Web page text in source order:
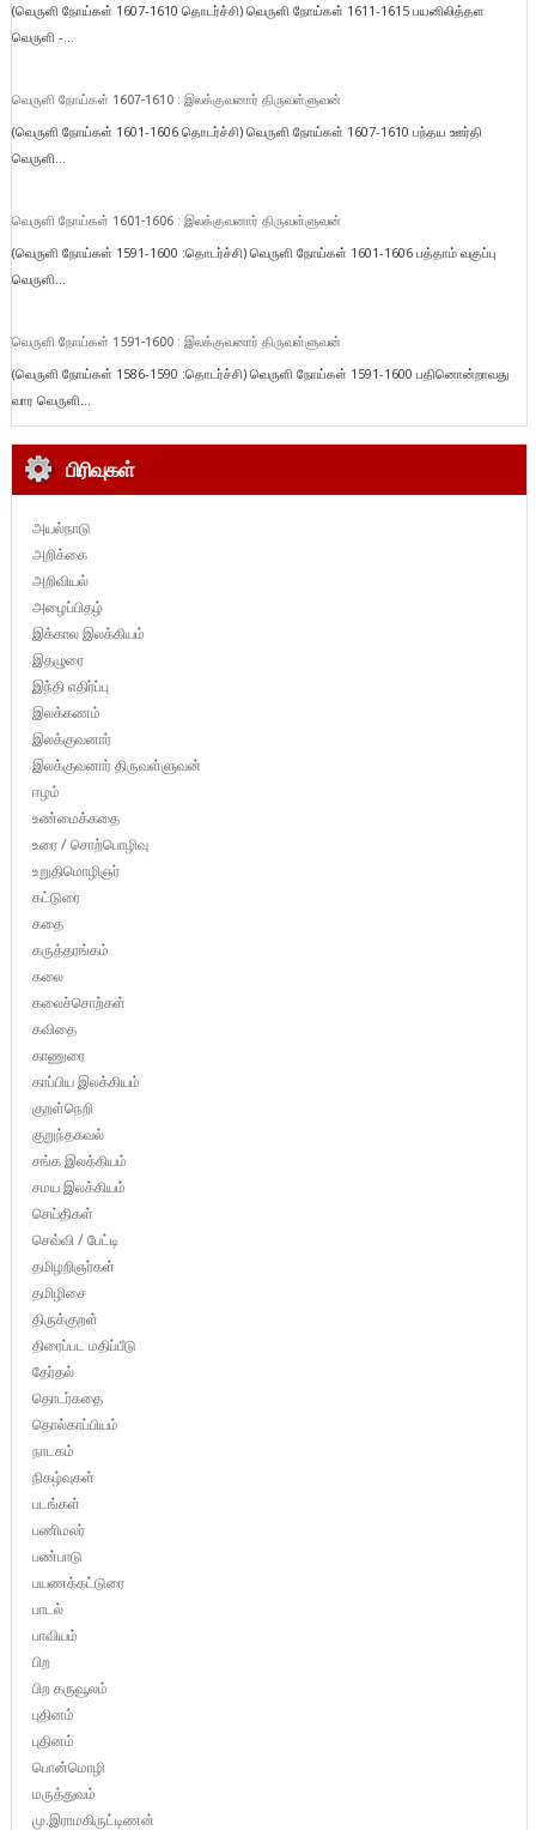
(வெருளி நோய்கள் 1607-1610 தொடர்ச்சி) வெருளி நோய்கள் 1611-1615 பயனிலித்தள
வெருளி -...
வெருளி நோய்கள் 1607-1610 : இலக்குவனார் திருவள்ளுவன்
(வெருளி நோய்கள் 1601-1606 தொடர்ச்சி) வெருளி நோய்கள் 1607-1610 பந்தய ஊர்தி
வெருளி...
வெருளி நோய்கள் 1601-1606 : இலக்குவனார் திருவள்ளுவன்
(வெருளி நோய்கள் 1591-1600 :தொடர்ச்சி) வெருளி நோய்கள் 1601-1606 பத்தாம் வகுப்பு
வெருளி...
வெருளி நோய்கள் 1591-1600 : இலக்குவனார் திருவள்ளுவன்
(வெருளி நோய்கள் 1586-1590 :தொடர்ச்சி) வெருளி நோய்கள் 1591-1600 பதினொன்றாவது
வார வெருளி...
பிரிவுகள்
அயல்நாடு
அறிக்கை
அறிவியல்
அழைப்பிதழ்
இக்கால இலக்கியம்
இதழுரை
இந்தி எதிர்ப்பு
இலக்கணம்
இலக்குவனார்
இலக்குவனார் திருவள்ளுவன்
ஈழம்
உண்மைக்கதை
உரை / சொற்பொழிவு
உறுதிமொழிஞர்
கட்டுரை
கதை
கருத்தரங்கம்
கலை
கலைச்சொற்கள்
கவிதை
காணுரை
காப்பிய இலக்கியம்
குறள்நெறி
குறுந்தகவல்
சங்க இலக்கியம்
சமய இலக்கியம்
செய்திகள்
செவ்வி / பேட்டி
தமிழறிஞர்கள்
தமிழிசை
திருக்குறள்
திரைப்பட மதிப்பீடு
தேர்தல்
தொடர்கதை
தொல்காப்பியம்
நாடகம்
நிகழ்வுகள்
படங்கள்
பணிமலர்
பண்பாடு
பயணக்கட்டுரை
பாடல்
பாவியம்
பிற
பிற கருவூலம்
புதினம்
புதினம்
பொன்மொழி
மருத்துவம்
மு.இராமகிருட்டிணன்